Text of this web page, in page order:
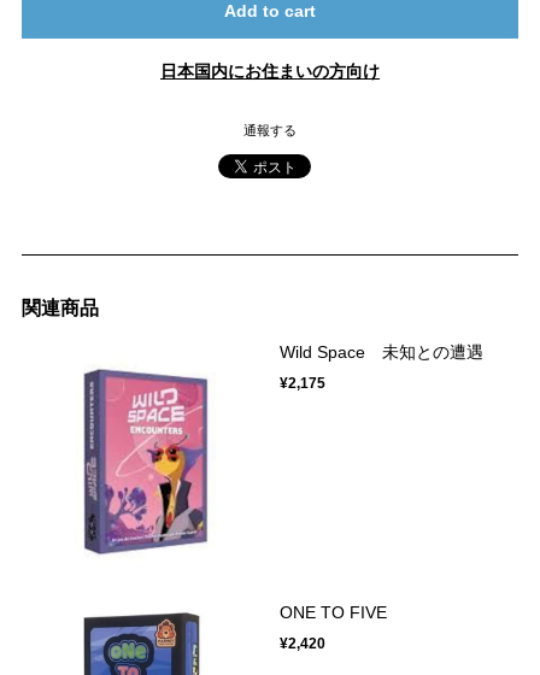
Add to cart
日本国内にお住まいの方向け
通報する
関連商品
Wild Space 未知との遭遇
¥2,175
ONE TO FIVE
¥2,420